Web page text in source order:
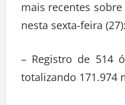
mais recentes
nesta sexta-feira (27):
– Registro de 514
totalizando 171.974